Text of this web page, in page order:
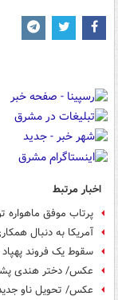
اخبار مرتبط
پرتاب موفق
آمریکا به دنبال
سقوط یک فروند
عکس/ دختر هندی
عکس/ تحویل ناو